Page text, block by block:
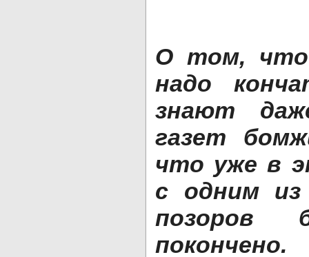
О том, что
надо
знают
газет
что уже в
с одним из
позоров